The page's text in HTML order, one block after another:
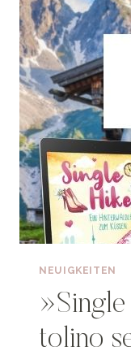
NEUIGKEITEN
tolino